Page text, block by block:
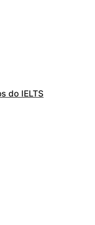
do IELTS